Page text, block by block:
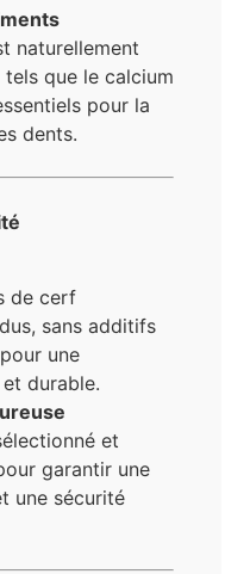
naturellement
que le calcium
pour la
dents.
de cerf
sans additifs
une
durable.
et
garantir une
une sécurité